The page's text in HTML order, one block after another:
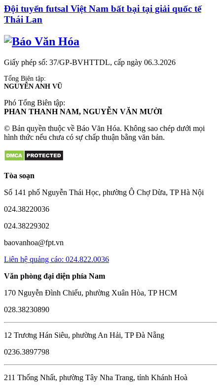
Đội tuyển futsal Việt Nam bất bại tại giải quốc tế
Thái Lan
Giấy phép số: 37/GP-BVHTTDL, cấp ngày 06.3.2026
Tổng Biên tập:
NGUYỄN ANH VŨ
Phó Tổng Biên tập:
PHAN THANH NAM, NGUYỄN VĂN MƯỜI
© Bản quyền thuộc về Báo Văn Hóa. Không sao chép dưới mọi
hình thức nếu chưa có sự chấp thuận bằng văn bản.
Tòa soạn
Số 141 phố Nguyễn Thái Học, phường Ô Chợ Dừa, TP Hà Nội
024.38220036
024.38229302
baovanhoa@fpt.vn
Liên hệ quảng cáo: 024.822.0036
Văn phòng đại diện phía Nam
170 Nguyễn Đình Chiểu, phường Xuân Hòa, TP HCM
028.38230890
12 Trương Hán Siêu, phường An Hải, TP Đà Nẵng
0236.3897798
211 Thống Nhất, phường Tây Nha Trang, tỉnh Khánh Hoà